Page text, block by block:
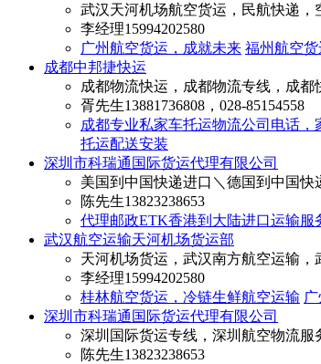
武汉天河机场航空货运，民航快递，
李经理15994202580
广州航空货运，成就未来 福州航空
成都中邦捷快运
成都物流快运，成都物流专线，成都
胥先生13881736808，028-85154558
成都专业私家车托运物流公司电话
托运配送安装
深圳市科瑞通国际货运代理有限公司
美国到中国快递进口＼德国到中国快
陈先生13823238653
代理邮政ETK香港到大陆进口运输服
武汉航空运输天河机场货运部
天河机场货运，武汉南方航空运输，
李经理15994202580
桂林航空货运，冷链生鲜航空运输
深圳市科瑞通国际货运代理有限公司
深圳国际货运专线，深圳航空物流服
陈先生13823238653